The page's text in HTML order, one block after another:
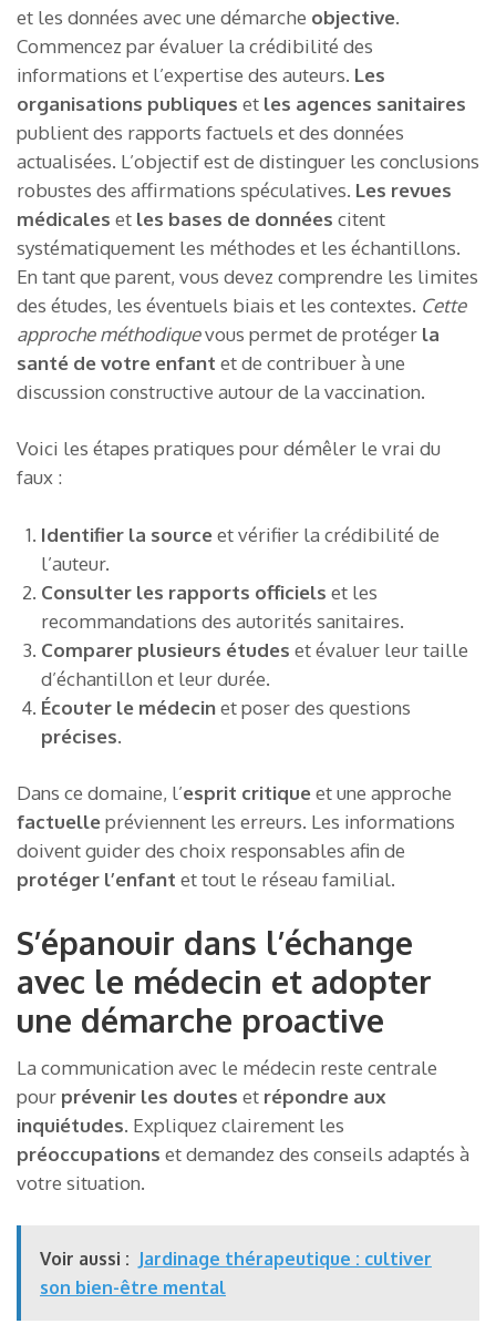
et les données avec une démarche objective.
Commencez par évaluer la crédibilité des
informations et l’expertise des auteurs. Les
organisations publiques et les agences sanitaires
publient des rapports factuels et des données
actualisées. L’objectif est de distinguer les conclusions
robustes des affirmations spéculatives. Les revues
médicales et les bases de données citent
systématiquement les méthodes et les échantillons.
En tant que parent, vous devez comprendre les limites
des études, les éventuels biais et les contextes. Cette
approche méthodiquevous permet de protéger la
santé de votre enfant et de contribuer à une
discussion constructive autour de la vaccination.
Voici les étapes pratiques pour démêler le vrai du
faux :
Identifier la sourceet vérifier la crédibilité de
l’auteur.
Consulter les rapports officiels et les
recommandations des autorités sanitaires.
Comparer plusieurs études et évaluer leur taille
d’échantillon et leur durée.
Écouter le médecinet poser des questions
précises.
Dans ce domaine, l’esprit critiqueet une approche
factuellepréviennent les erreurs. Les informations
doivent guider des choix responsables afin de
protéger l’enfant et tout le réseau familial.
S’épanouir dans l’échange
avec le médecin et adopter
une démarche proactive
La communication avec le médecin reste centrale
pour prévenir les doutes et répondre aux
inquiétudes. Expliquez clairement les
préoccupations et demandez des conseils adaptés à
votre situation.
Voir aussi : Jardinage thérapeutique : cultiver
son bien-être mental